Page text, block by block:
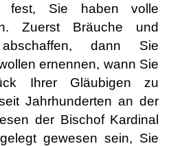
fest, Sie haben volle
Zuerst Bräuche und
abschaffen, dann Sie
ernennen, wann Sie
Ihrer Gläubigen zu
Jahrhunderten an der
der Bischof Kardinal
gewesen sein, Sie